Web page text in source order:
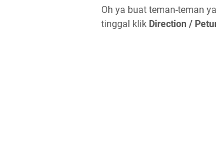
Oh ya buat teman-teman
tinggal klik Direction /